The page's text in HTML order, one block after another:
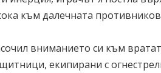
към далечната
вниманието си към
екипирани с